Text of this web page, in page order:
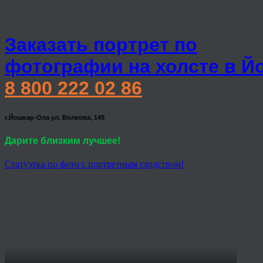
Заказать портрет по
фотографии на холсте в
8 800 222 02 86
г.Йошкар-Ола ул. Волкова, 149
Дарите близким лучшее!
Статуэтка по фото с портретным сходством!